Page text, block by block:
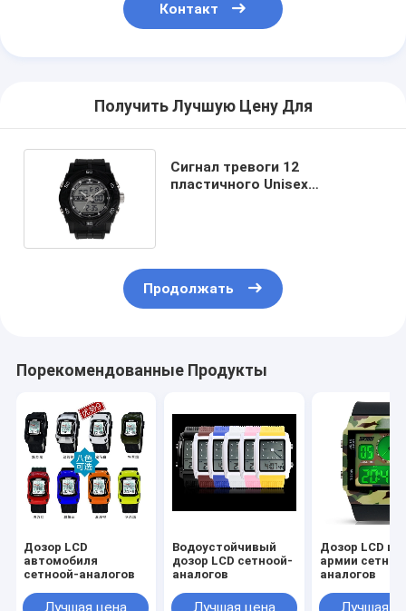
Контакт
Получить Лучшую Цену Для
Сигнал тревоги 12
пластичного Unisex
Продолжать
Порекомендованные Продукты
Дозор LCD
автомобиля
сетноой-аналогов
Лучшая цена
Водоустойчивый
дозор LCD сетноой-
аналогов
Лучшая цена
Дозор LCD
армии
аналогов
Лучшая